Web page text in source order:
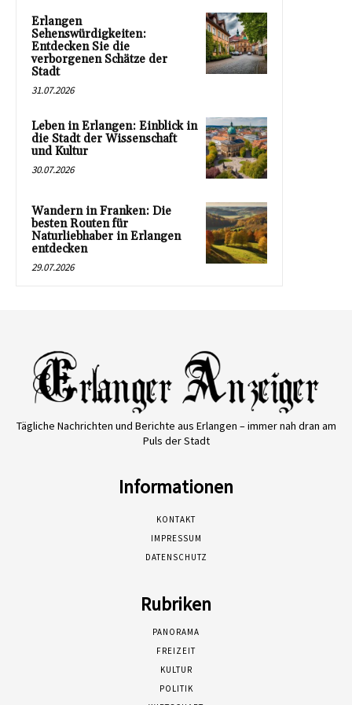
Erlangen
Sehenswürdigkeiten:
Entdecken Sie die
verborgenen Schätze der
Stadt
31.07.2026
Leben in Erlangen: Einblick in
die Stadt der Wissenschaft
und Kultur
30.07.2026
Wandern in Franken: Die
besten Routen für
Naturliebhaber in Erlangen
entdecken
29.07.2026
Tägliche Nachrichten und Berichte aus Erlangen – immer nah dran am
Puls der Stadt
Informationen
KONTAKT
IMPRESSUM
DATENSCHUTZ
Rubriken
PANORAMA
FREIZEIT
KULTUR
POLITIK